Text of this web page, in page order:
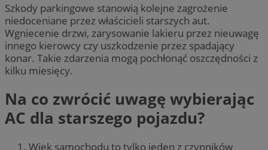
Szkody parkingowe stanowią kolejne zagrożenie
niedoceniane przez właścicieli starszych aut.
Wgniecenie drzwi, zarysowanie lakieru przez nieuwagę
innego kierowcy czy uszkodzenie przez spadający
konar. Takie zdarzenia mogą pochłonąć oszczędności z
kilku miesięcy.
Na co zwrócić uwagę wybierając
AC dla starszego pojazdu?
Wiek samochodu to tylko jeden z czynników